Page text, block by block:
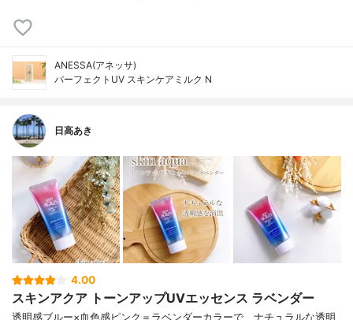
ANESSA(アネッサ)
パーフェクトUV スキンケアミルク N
日高あき
4.00
スキンアクア トーンアップUVエッセンス ラベンダー
透明感ブルー×血色感ピンク＝ラベンダーカラーで、ナチュラルな透明